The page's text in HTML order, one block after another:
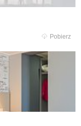
Pobierz